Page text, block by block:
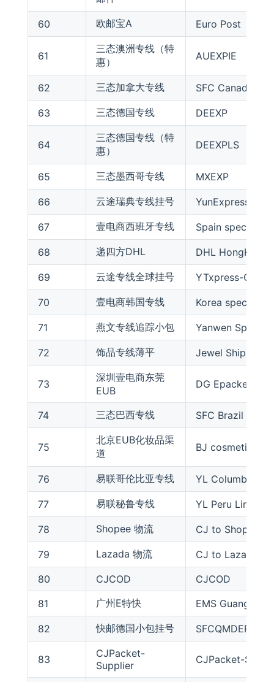
60 欧邮宝A Euro Post
61
三态澳洲专线（特
惠）
AUEXPIE
62 三态加拿大专线 SFC Canada
63 三态德国专线 DEEXP
64
三态德国专线（特
惠）
DEEXPLS
65 三态墨西哥专线 MXEXP
66 云途瑞典专线挂号 YunExpress
67 壹电商西班牙专线 Spain special
68 递四方DHL DHL HongKong
69 云途专线全球挂号 YTxpress-G
70 壹电商韩国专线 Korea special
71 燕文专线追踪小包 Yanwen Special
72 饰品专线薄平 Jewel Shipping
73
深圳壹电商东莞
EUB
DG Epacket
74 三态巴西专线 SFC Brazil Line
75
北京EUB化妆品渠
道
BJ cosmetics
76 易联哥伦比亚专线 YL Columbia
77 易联秘鲁专线 YL Peru Line
78 Shopee 物流 CJ to Shopee
79 Lazada 物流
CJ to Lazada
80
CJCOD
CJCOD
81
广州E特快 EMS Guangzhou
82 快邮德国小包挂号 SFCQMDER
83
CJPacket-
Supplier
CJPacket-